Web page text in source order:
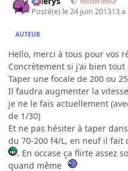
Posté(e) le 24 juin 201313 a
AUTEUR
Hello, merci à tous pour vos
Concrètement si j'ai bien tout
Taper une focale de 200 ou
Il faudra augmenter la
je ne le fais actuellement
de 1/30)
Et ne pas hésiter à taper
du 70-200 f4/L, en neuf il
. En occase ça flirte assez
quand même